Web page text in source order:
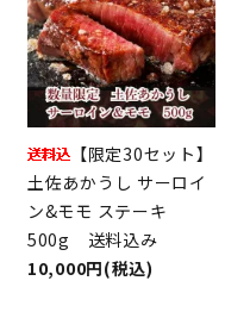
【限定30セット】
土佐あかうし サーロイ
ン&モモ ステーキ
500g 送料込み
10,000円(税込)